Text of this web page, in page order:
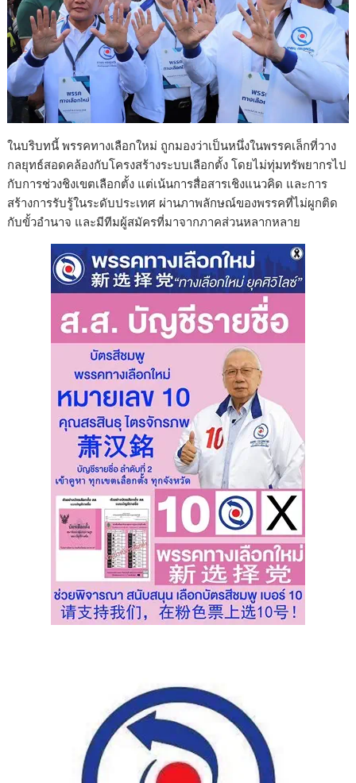
ในบริบทนี้ พรรคทางเลือกใหม่ ถูกมองว่าเป็นหนึ่งในพรรคเล็กที่วาง
กลยุทธ์สอดคล้องกับโครงสร้างระบบเลือกตั้ง โดยไม่ทุ่มทรัพยากรไป
กับการช่วงชิงเขตเลือกตั้ง แต่เน้นการสื่อสารเชิงแนวคิด และการ
สร้างการรับรู้ในระดับประเทศ ผ่านภาพลักษณ์ของพรรคที่ไม่ผูกติด
กับขั้วอำนาจ และมีทีมผู้สมัครที่มาจากภาคส่วนหลากหลาย